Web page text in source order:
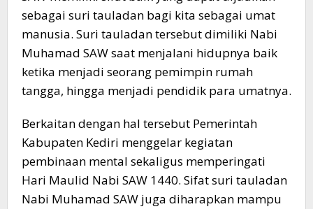
sebagai suri tauladan bagi kita sebagai umat
manusia. Suri tauladan tersebut dimiliki Nabi
Muhamad SAW saat menjalani hidupnya baik
ketika menjadi seorang pemimpin rumah
tangga, hingga menjadi pendidik para umatnya.
Berkaitan dengan hal tersebut Pemerintah
Kabupaten Kediri menggelar kegiatan
pembinaan mental sekaligus memperingati
Hari Maulid Nabi SAW 1440. Sifat suri tauladan
Nabi Muhamad SAW juga diharapkan mampu